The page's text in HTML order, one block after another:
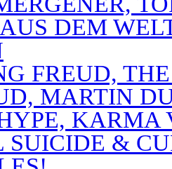
DEM
FREUD,
MARTIN
KARMA
&